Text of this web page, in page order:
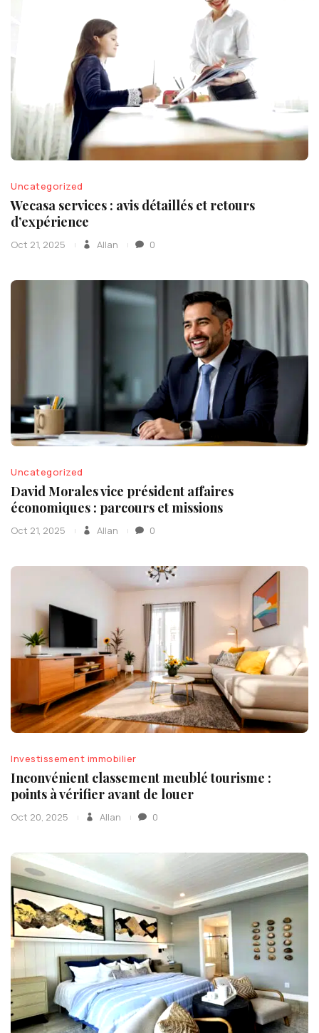
Uncategorized
Wecasa services : avis détaillés et retours
d’expérience
Oct 21, 2025 Allan 0
Uncategorized
David Morales vice président affaires
économiques : parcours et missions
Oct 21, 2025 Allan 0
Investissement immobilier
Inconvénient classement meublé tourisme :
points à vérifier avant de louer
Oct 20, 2025 Allan 0